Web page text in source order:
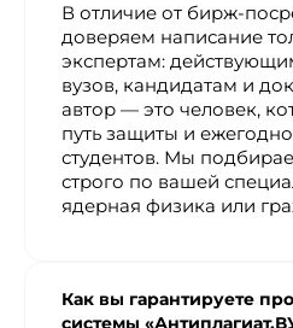
В отличие от бирж-
доверяем написание
экспертам:
вузов, кандидатам и
автор — это человек,
путь защиты и ежегодно
студентов. Мы
строго по вашей
ядерная физика или
Как вы гарантируете
системы